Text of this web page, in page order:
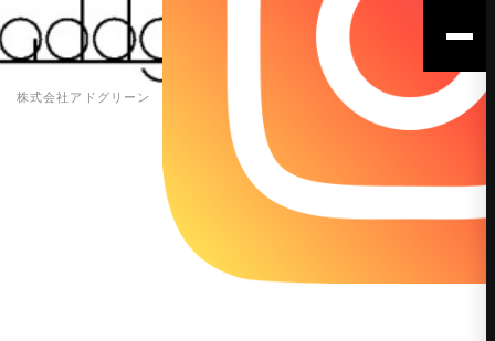
株式会社アドグリーン